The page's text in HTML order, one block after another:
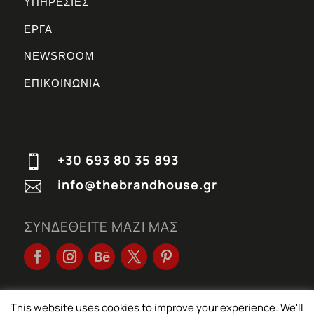
ΕΡΓΑ
NEWSROOM
ΕΠΙΚΟΙΝΩΝΙΑ
 +30 693 80 35 893
 info@thebrandhouse.gr
ΣΥΝΔΕΘΕΙΤΕ ΜΑΖΙ ΜΑΣ
© THE BRANDHOUSE 2026 | All rights reserved
This website uses cookies to improve your experience. We'll